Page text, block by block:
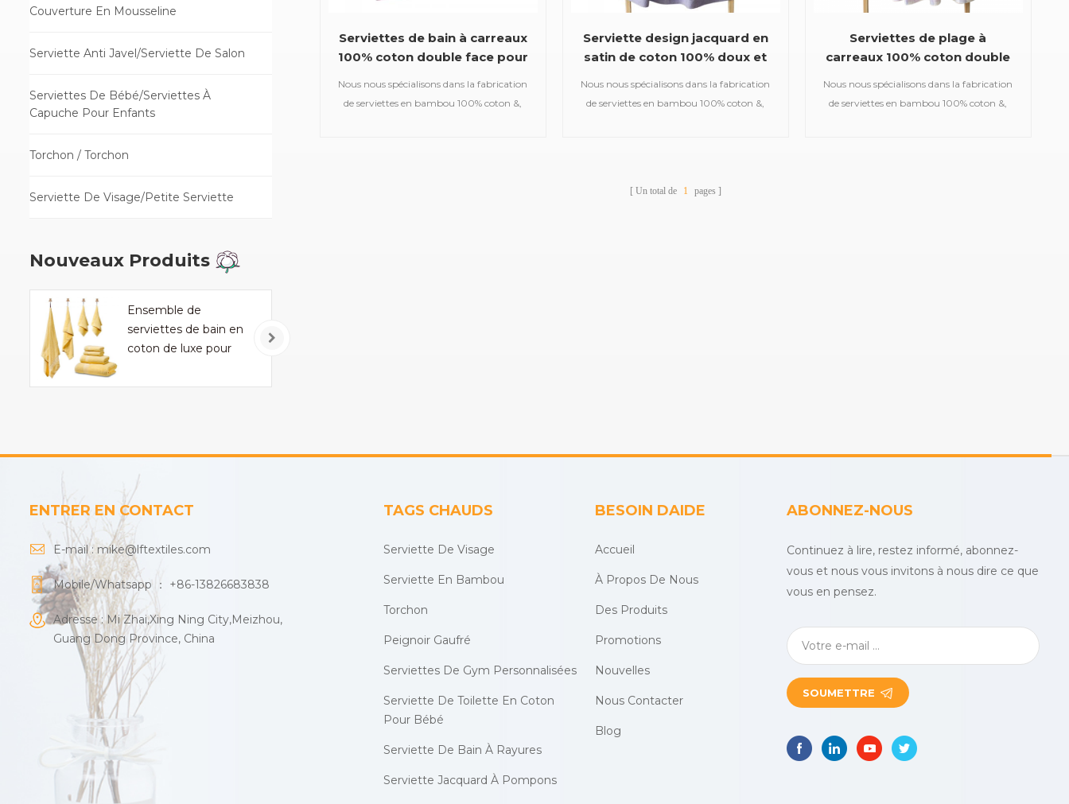
Couverture En Mousseline
Serviette Anti Javel/serviette De Salon
Serviettes De Bébé/Serviettes À
Capuche Pour Enfants
Torchon / Torchon
Serviette De Visage/Petite Serviette
Nouveaux Produits
Ensemble de
serviettes de bain en
coton de luxe pour
Serviettes de bain à carreaux
100% coton double face pour
Nous nous spécialisons dans la fabrication
de serviettes en bambou 100% coton &,
Serviette design jacquard en
satin de coton 100% doux et
Nous nous spécialisons dans la fabrication
de serviettes en bambou 100% coton &,
mousseline pour bébé, des peignoirs, etc.
Serviettes de plage à
carreaux 100% coton double
Nous nous spécialisons dans la fabrication
de serviettes en bambou 100% coton &,
Un total de 1 pages
ENTRER EN CONTACT
E-mail : mike@lftextiles.com
Mobile/Whatsapp ： +86-13826683838
Adresse : Mi Zhai,Xing Ning City,Meizhou,
Guang Dong Province, China
TAGS CHAUDS
Serviette De Visage
Serviette En Bambou
Torchon
Peignoir Gaufré
Serviettes De Gym Personnalisées
Serviette De Toilette En Coton
Pour Bébé
Serviette De Bain À Rayures
Serviette Jacquard À Pompons
BESOIN DAIDE
Accueil
À Propos De Nous
Des Produits
Promotions
Nouvelles
Nous Contacter
Blog
ABONNEZ-NOUS
Continuez à lire, restez informé, abonnez-
vous et nous vous invitons à nous dire ce que
vous en pensez.
SOUMETTRE